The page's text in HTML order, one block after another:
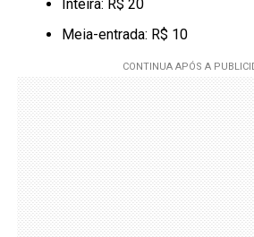
Inteira: R$ 20
Meia-entrada: R$ 10